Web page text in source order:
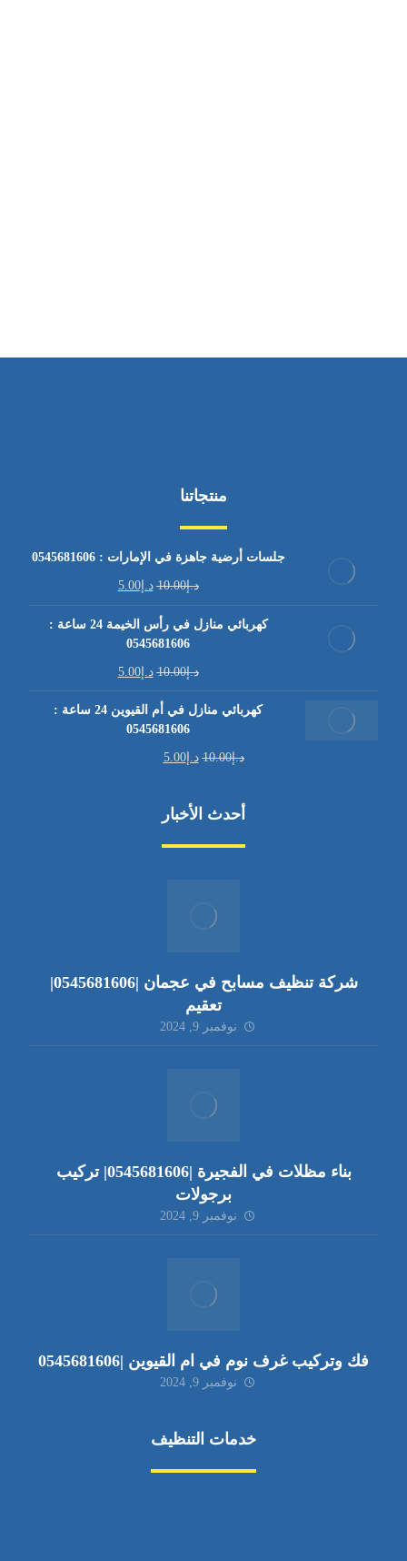
منتجاتنا
جلسات أرضية جاهزة في الإمارات : 0545681606
د.إ10.00 د.إ5.00
كهربائي منازل في رأس الخيمة 24 ساعة :
0545681606
د.إ10.00 د.إ5.00
كهربائي منازل في أم القيوين 24 ساعة :
0545681606
د.إ10.00 د.إ5.00
أحدث الأخبار
شركة تنظيف مسابح في عجمان |0545681606|
تعقيم
نوفمبر 9, 2024
بناء مظلات في الفجيرة |0545681606| تركيب
برجولات
نوفمبر 9, 2024
فك وتركيب غرف نوم في ام القيوين |0545681606
نوفمبر 9, 2024
خدمات التنظيف